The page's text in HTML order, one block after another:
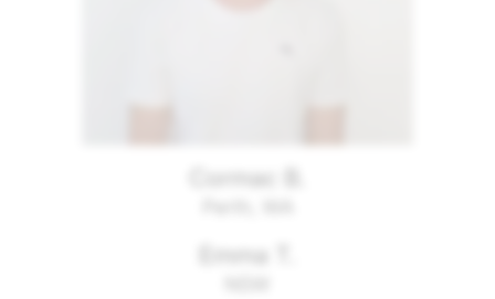
Cormac B.
Emma T.